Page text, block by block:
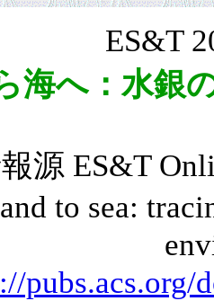
ES&T
海へ：水銀
源 ES&T
to sea:
pubs.acs.org/